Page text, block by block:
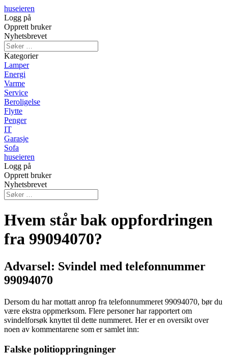
huseieren
Logg på
Opprett bruker
Nyhetsbrevet
Kategorier
Lamper
Energi
Varme
Service
Beroligelse
Flytte
Penger
IT
Garasje
Sofa
huseieren
Logg på
Opprett bruker
Nyhetsbrevet
Hvem står bak oppfordringen
fra 99094070?
Advarsel: Svindel med telefonnummer
99094070
Dersom du har mottatt anrop fra telefonnummeret 99094070, bør du
være ekstra oppmerksom. Flere personer har rapportert om
svindelforsøk knyttet til dette nummeret. Her er en oversikt over
noen av kommentarene som er samlet inn:
Falske politioppringninger